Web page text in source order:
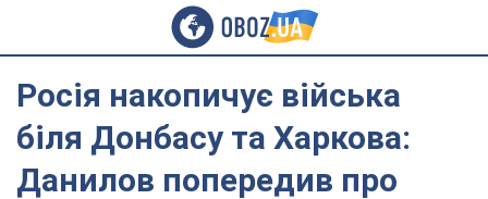
Росія накопичує війська
біля Донбасу та Харкова:
Данилов попередив про